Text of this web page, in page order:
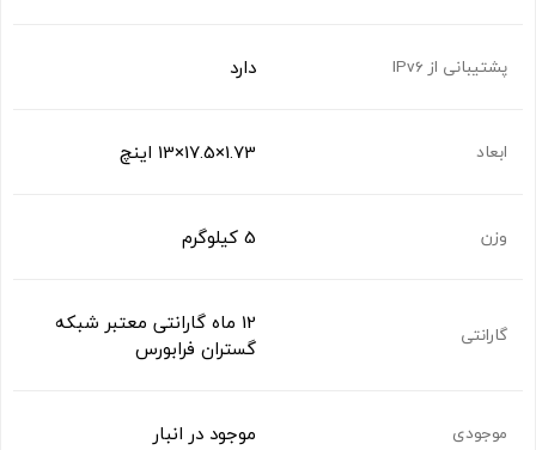
پشتیبانی از IPv6 دارد
ابعاد 1.73×17.5×13 اینچ
وزن 5 کیلوگرم
گارانتی
12 ماه گارانتی معتبر شبکه
گستران فرابورس
موجودی موجود در انبار